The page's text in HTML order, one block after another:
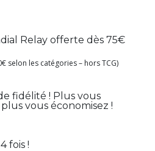
Relay offerte dès 75€
selon les catégories – hors TCG)
fidélité ! Plus vous
vous économisez !
fois !